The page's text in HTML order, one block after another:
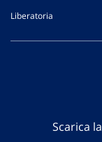
Liberatoria
Scarica